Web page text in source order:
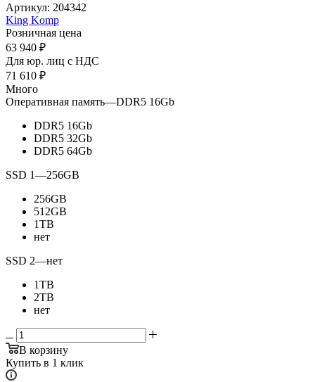
Артикул: 204342
King Komp
Розничная цена
63 940 ₽
Для юр. лиц c НДС
71 610 ₽
Много
Оперативная память—DDR5 16Gb
DDR5 16Gb
DDR5 32Gb
DDR5 64Gb
SSD 1—256GB
256GB
512GB
1TB
нет
SSD 2—нет
1TB
2TB
нет
В корзину
Купить в 1 клик